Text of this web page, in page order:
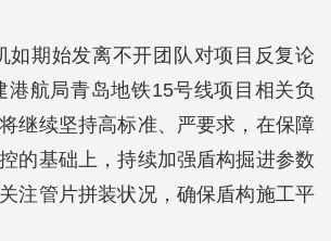
如期始发离不开团队对项目反复论
港航局青岛地铁15号线项目相关负
继续坚持高标准、严要求，在保障
的基础上，持续加强盾构掘进参数
注管片拼装状况，确保盾构施工平